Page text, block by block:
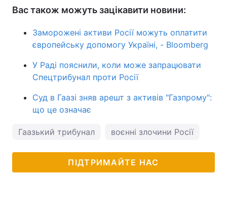
Вас також можуть зацікавити новини:
Заморожені активи Росії можуть оплатити
європейську допомогу Україні, - Bloomberg
У Раді пояснили, коли може запрацювати
Спецтрибунал проти Росії
Суд в Гаазі зняв арешт з активів "Газпрому":
що це означає
Гаазький трибунал воєнні злочини Росії
ПІДТРИМАЙТЕ НАС